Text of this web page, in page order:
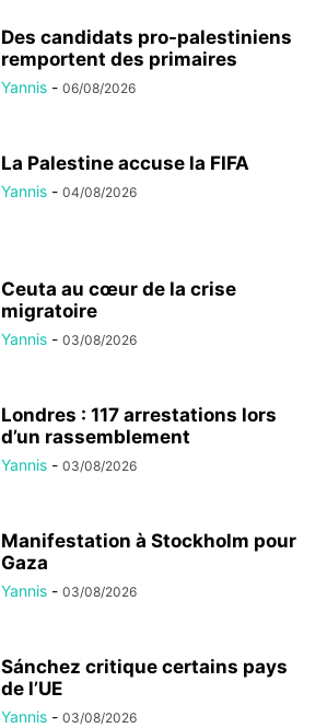
Des candidats pro-palestiniens
remportent des primaires
Yannis - 06/08/2026
La Palestine accuse la FIFA
Yannis - 04/08/2026
Ceuta au cœur de la crise
migratoire
Yannis - 03/08/2026
Londres : 117 arrestations lors
d’un rassemblement
Yannis - 03/08/2026
Manifestation à Stockholm pour
Gaza
Yannis - 03/08/2026
Sánchez critique certains pays
de l’UE
Yannis - 03/08/2026